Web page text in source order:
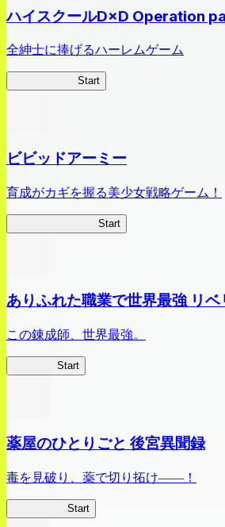
ハイスクールD×D Operation
全紳士に捧げるハーレムゲーム
Start
ビビッドアーミー
育成がカギを握る美少女戦略ゲーム！
Start
ありふれた職業で世界最強 リ
この錬成師、世界最強。
Start
薬屋のひとりごと 後宮異聞録
毒を見破り、薬で切り拓け――！
Start